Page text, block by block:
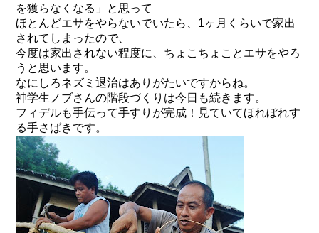
を獲らなくなる」と思って
ほとんどエサをやらないでいたら、1ヶ月くらいで家出
されてしまったので、
今度は家出されない程度に、ちょこちょことエサをやろ
うと思います。
なにしろネズミ退治はありがたいですからね。
神学生ノブさんの階段づくりは今日も続きます。
フィデルも手伝って手すりが完成！見ていてほれぼれす
る手さばきです。